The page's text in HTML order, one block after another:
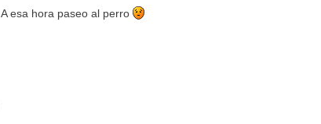
n
s
A esa hora paseo al perro